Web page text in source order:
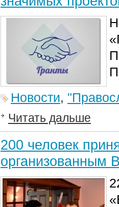
Новости,
Читать дальше
200 человек
организованным